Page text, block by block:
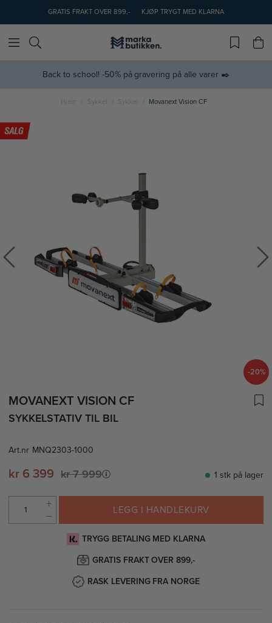
GRATIS FRAKT OVER 899,- KJØP TRYGT MED KLARNA
Back to school! -50% på gravering på alle varer ✒️
Hjem Sykkel Sykkel Movanext Vision CF
-20%
MOVANEXT VISION CF
SYKKELSTATIV TIL BIL
Art.nr MNQ2303-1000
kr 6 399 kr 7 999 1 stk på lager
LEGG I HANDLEKURV
TRYGG BETALING MED KLARNA
GRATIS FRAKT OVER 899,-
RASK LEVERING FRA NORGE